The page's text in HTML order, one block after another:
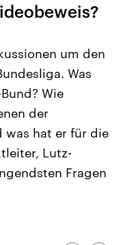
Nahostkonflikt
Aktuelle Lage und
Der Überfall der
Terrororganisation Hamas
Oktober 2023 auf Israel
Region wieder die
Israel möchte die Hamas
um den
Was
Wie
der
was hat er für die
Lutz-
Fragen